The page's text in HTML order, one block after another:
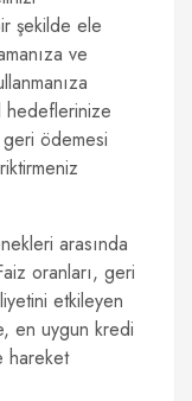
şekilde ele
ve
hedeflerinize
ödemesi
arasında
oranları, geri
etkileyen
en uygun kredi
hareket